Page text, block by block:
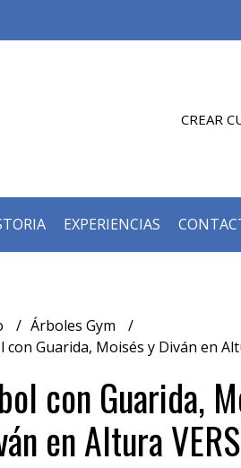
CREAR
EXPERIENCIAS
Árboles Gym
con Guarida, Moisés y Diván en
con Guarida,
en Altura